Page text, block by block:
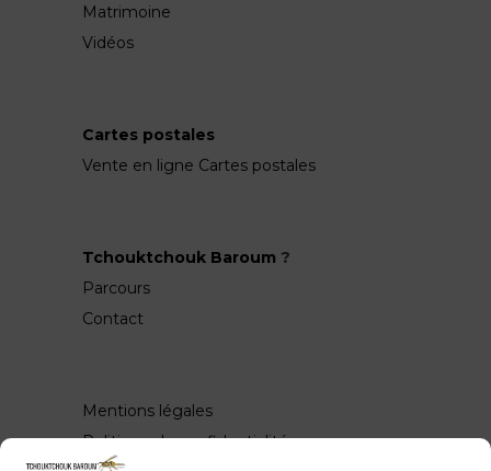
Matrimoine
Vidéos
Cartes postales
Vente en ligne Cartes postales
Tchouktchouk Baroum ?
Parcours
Contact
Mentions légales
Politique de confidentialité